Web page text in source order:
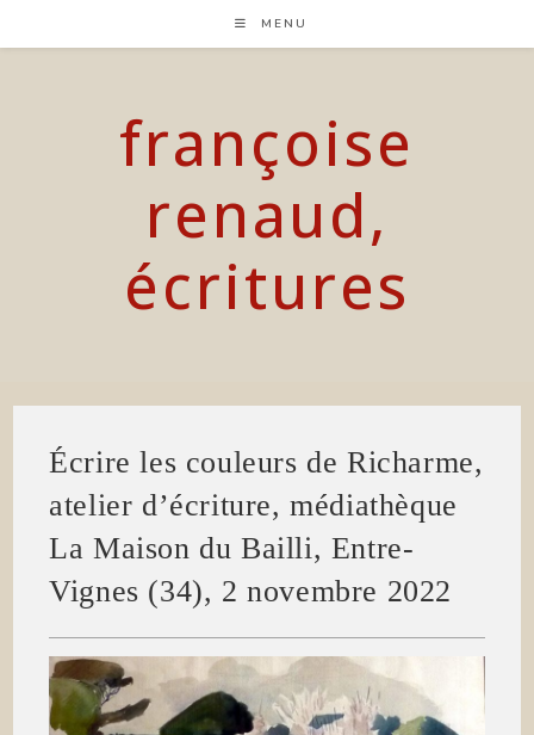
content
MENU
françoise
renaud,
écritures
Écrire les couleurs de Richarme,
atelier d’écriture, médiathèque
La Maison du Bailli, Entre-
Vignes (34), 2 novembre 2022